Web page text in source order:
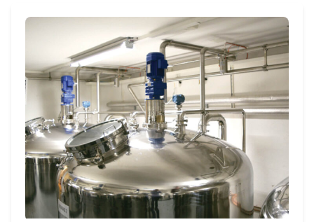
phức tạp của môi trường sản xuất: Môi trường khắc
nghiệt: Trong quá trình đổ đầy, bồn chứa có nhiều hơi